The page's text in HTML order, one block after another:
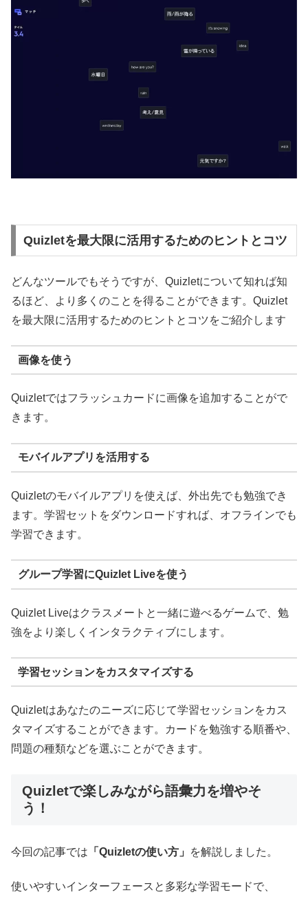
Quizletを最大限に活用するためのヒントとコツ
どんなツールでもそうですが、Quizletについて知れば知
るほど、より多くのことを得ることができます。Quizlet
を最大限に活用するためのヒントとコツをご紹介します
画像を使う
Quizletではフラッシュカードに画像を追加することがで
きます。
モバイルアプリを活用する
Quizletのモバイルアプリを使えば、外出先でも勉強でき
ます。学習セットをダウンロードすれば、オフラインでも
学習できます。
グループ学習にQuizlet Liveを使う
Quizlet Liveはクラスメートと一緒に遊べるゲームで、勉
強をより楽しくインタラクティブにします。
学習セッションをカスタマイズする
Quizletはあなたのニーズに応じて学習セッションをカス
タマイズすることができます。カードを勉強する順番や、
問題の種類などを選ぶことができます。
Quizletで楽しみながら語彙力を増やそ
う！
今回の記事では 「Quizletの使い方」 を解説しました。
使いやすいインターフェースと多彩な学習モードで、